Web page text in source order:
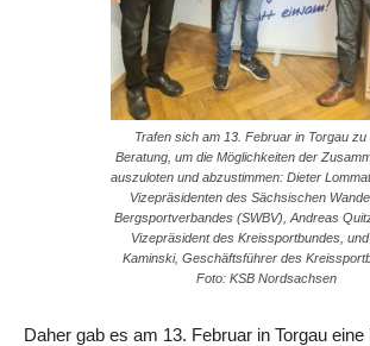
Trafen sich am 13. Februar in Torgau zu
Beratung, um die Möglichkeiten der
auszuloten und abzustimmen: Dieter
Vizepräsidenten des Sächsischen
Bergsportverbandes (SWBV), Andreas
Vizepräsident des Kreissportbundes,
Kaminski, Geschäftsführer des
Foto: KSB Nordsachsen
Daher gab es am 13. Februar in Torgau